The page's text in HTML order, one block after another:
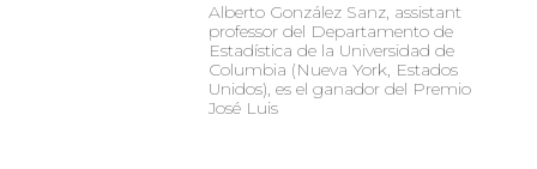
Alberto González Sanz, assistant
professor del Departamento de
Estadística de la Universidad de
Columbia (Nueva York, Estados
Unidos), es el ganador del Premio
José Luis